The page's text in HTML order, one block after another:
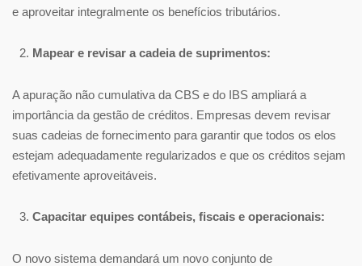
e aproveitar integralmente os benefícios tributários.
Mapear e revisar a cadeia de suprimentos:
A apuração não cumulativa da CBS e do IBS ampliará a
importância da gestão de créditos. Empresas devem revisar
suas cadeias de fornecimento para garantir que todos os elos
estejam adequadamente regularizados e que os créditos sejam
efetivamente aproveitáveis.
Capacitar equipes contábeis, fiscais e operacionais:
O novo sistema demandará um novo conjunto de